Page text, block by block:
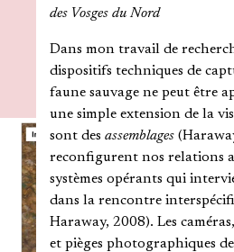
des Vosges du Nord
Dans mon travail de
dispositifs techniques de
faune sauvage ne peut être
une simple extension de la
sont des assemblages
reconfigurent nos relations
systèmes opérants qui
dans la rencontre
Haraway, 2008). Les
et pièges photographiques